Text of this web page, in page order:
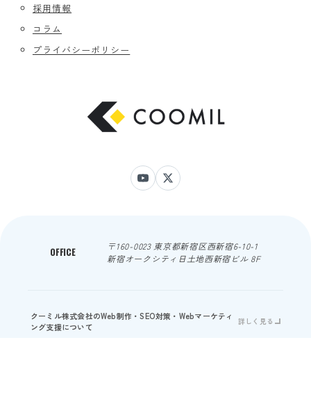
採用情報
コラム
プライバシーポリシー
OFFICE
〒160-0023 東京都新宿区西新宿6-10-1
新宿オークシティ日土地西新宿ビル 8F
クーミル株式会社のWeb制作・SEO対策・Webマーケティ
ング支援について
詳しく見る